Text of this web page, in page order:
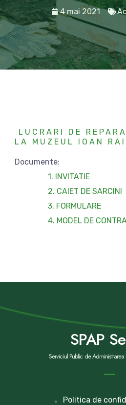
4 mai 2021
LUCRARI DE
LA MUZEUL IOAN
Documente:
1. INVITATIE
2. CAIET DE SARCINI
3. FORMULARE
4. MODEL DE
SPAP
Serviciul Public de Administrarea
Politica de